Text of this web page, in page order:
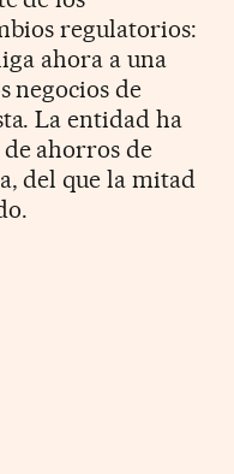
regulatorios:
ahora a una
negocios de
La entidad ha
ahorros de
del que la mitad